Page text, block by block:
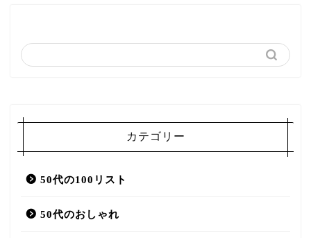
カテゴリー
50代の100リスト
50代のおしゃれ